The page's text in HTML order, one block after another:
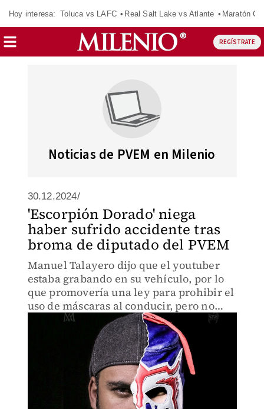
Hoy interesa: Toluca vs LAFC Real Salt Lake vs Atlante Maratón
REGÍSTRATE
Noticias de PVEM en Milenio
30.12.2024/
'Escorpión Dorado' niega
haber sufrido accidente tras
broma de diputado del PVEM
Manuel Talayero dijo que el youtuber
estaba grabando en su vehículo, por lo
que promovería una ley para prohibir el
uso de máscaras al conducir, pero no
aclaró que era broma.